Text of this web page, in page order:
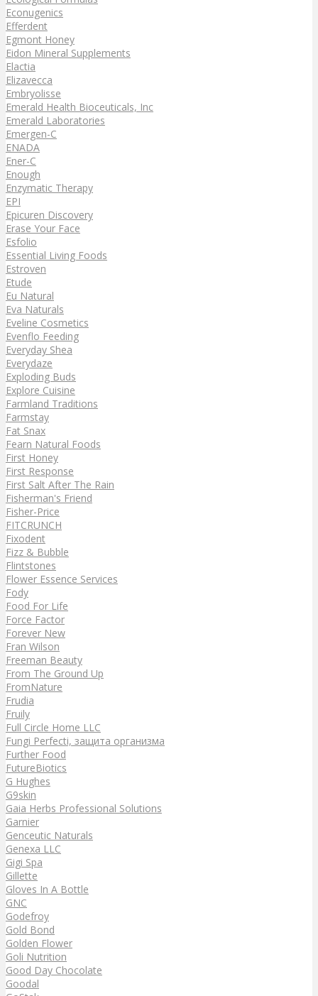
Econugenics
Efferdent
Egmont Honey
Eidon Mineral Supplements
Elactia
Elizavecca
Embryolisse
Emerald Health Bioceuticals, Inc
Emerald Laboratories
Emergen-C
ENADA
Ener-C
Enough
Enzymatic Therapy
EPI
Epicuren Discovery
Erase Your Face
Esfolio
Essential Living Foods
Estroven
Etude
Eu Natural
Eva Naturals
Eveline Cosmetics
Evenflo Feeding
Everyday Shea
Everydaze
Exploding Buds
Explore Cuisine
Farmland Traditions
Farmstay
Fat Snax
Fearn Natural Foods
First Honey
First Response
First Salt After The Rain
Fisherman's Friend
Fisher-Price
FITCRUNCH
Fixodent
Fizz & Bubble
Flintstones
Flower Essence Services
Fody
Food For Life
Force Factor
Forever New
Fran Wilson
Freeman Beauty
From The Ground Up
FromNature
Frudia
Fruily
Full Circle Home LLC
Fungi Perfecti, защита организма
Further Food
FutureBiotics
G Hughes
G9skin
Gaia Herbs Professional Solutions
Garnier
Genceutic Naturals
Genexa LLC
Gigi Spa
Gillette
Gloves In A Bottle
GNC
Godefroy
Gold Bond
Golden Flower
Goli Nutrition
Good Day Chocolate
Goodal